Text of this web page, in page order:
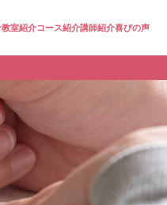
教室紹介コース紹介講師紹介喜びの声